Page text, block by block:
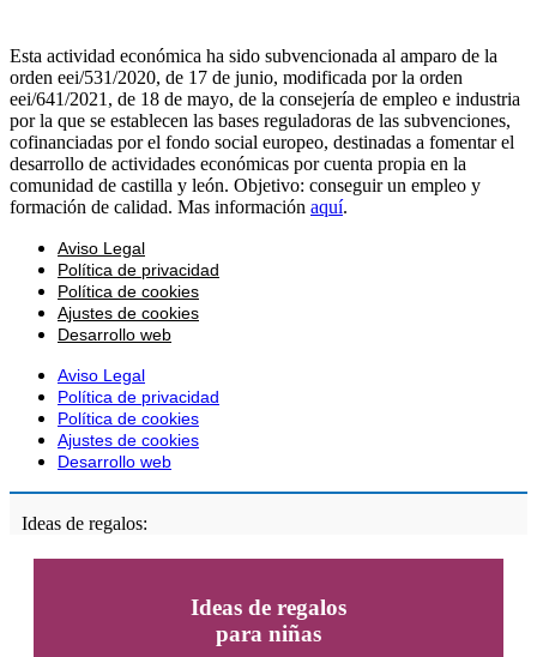
Esta actividad económica ha sido subvencionada al amparo de la
orden eei/531/2020, de 17 de junio, modificada por la orden
eei/641/2021, de 18 de mayo, de la consejería de empleo e industria
por la que se establecen las bases reguladoras de las subvenciones,
cofinanciadas por el fondo social europeo, destinadas a fomentar el
desarrollo de actividades económicas por cuenta propia en la
comunidad de castilla y león. Objetivo: conseguir un empleo y
formación de calidad. Mas información aquí.
Aviso Legal
Política de privacidad
Política de cookies
Ajustes de cookies
Desarrollo web
Aviso Legal
Política de privacidad
Política de cookies
Ajustes de cookies
Desarrollo web
Ideas de regalos:
Ideas de regalos
para niñas